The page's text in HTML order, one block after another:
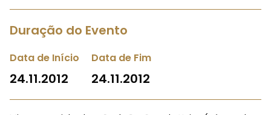
Duração do Evento
Data de Início
24.11.2012
Data de Fim
24.11.2012